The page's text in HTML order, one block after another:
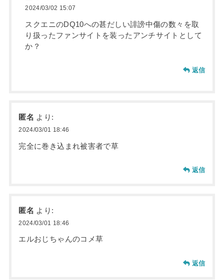
2024/03/02 15:07
スクエニのDQ10への甚だしい誹謗中傷の数々を取
り扱ったファンサイトを装ったアンチサイトとして
か？
返信
匿名 より:
2024/03/01 18:46
完全に巻き込まれ被害者で草
返信
匿名 より:
2024/03/01 18:46
エルおじちゃんのコメ草
返信